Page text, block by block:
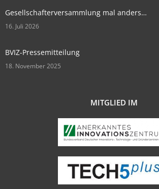
Gesellschafterversammlung mal anders…
16. Juli 2026
BVIZ-Pressemitteilung
18. November 2025
MITGLIED IM